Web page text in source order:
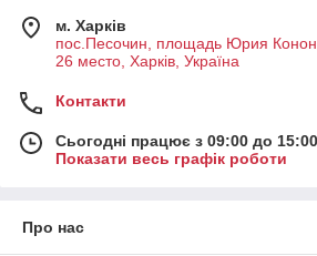
м. Харків
пос.Песочин, площадь Юрия
26 место, Харків, Україна
Контакти
Сьогодні працює з 09:00 до 15:00
Показати весь графік роботи
Про нас